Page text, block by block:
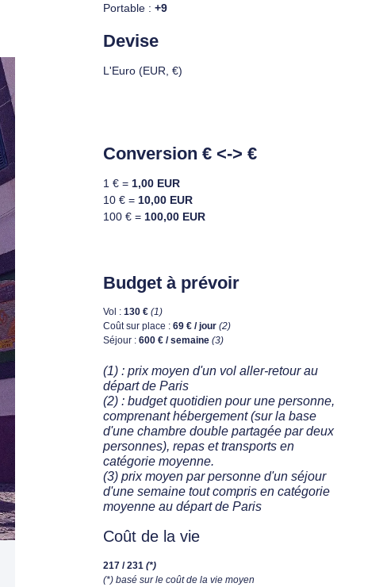
Portable :+9
Devise
L'Euro (EUR, €)
Conversion € <-> €
1 € = 1,00 EUR
10 € = 10,00 EUR
100 € = 100,00 EUR
Budget à prévoir
Vol :130 €(1)
Coût sur place :69 € / jour(2)
Séjour :600 € / semaine(3)
(1) : prix moyen d'un vol aller-retour au
départ de Paris
(2) : budget quotidien pour une personne,
comprenant hébergement (sur la base
d'une chambre double partagée par deux
personnes), repas et transports en
catégorie moyenne.
(3) prix moyen par personne d'un séjour
d'une semaine tout compris en catégorie
moyenne au départ de Paris
Coût de la vie
217 / 231(*)
(*) basé sur le coût de la vie moyen